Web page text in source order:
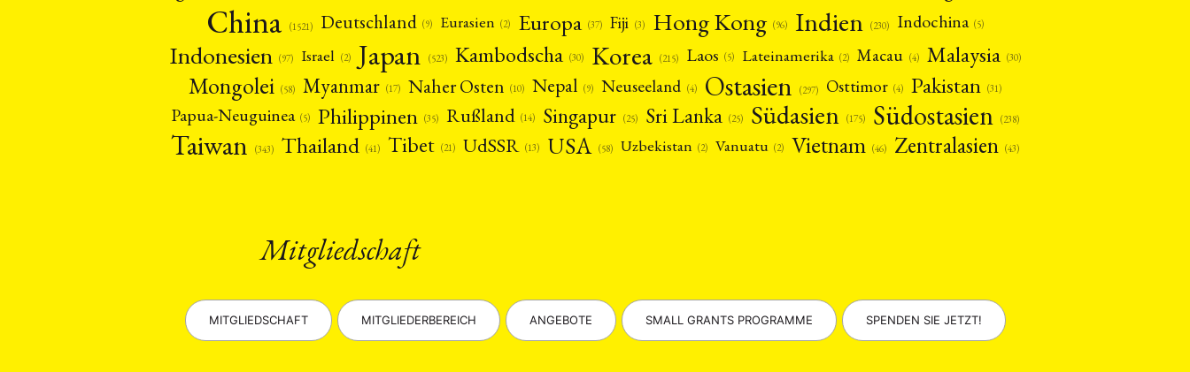
China (1521) Deutschland (9) Eurasien (2) Europa (37) Fiji (3) Hong Kong (96) Indien (230) Indochina (5)
Indonesien (97) Israel (2) Japan (523) Kambodscha (30) Korea (215) Laos (5) Lateinamerika (2) Macau (4) Malaysia (30)
Mongolei (58) Myanmar (17) Naher Osten (10) Nepal (9) Neuseeland (4) Ostasien (297) Osttimor (4) Pakistan (31)
Papua-Neuguinea (5) Philippinen (35) Rußland (14) Singapur (25) Sri Lanka (25) Südasien (175) Südostasien (238)
Taiwan (343) Thailand (41) Tibet (21) UdSSR (13) USA (58) Uzbekistan (2) Vanuatu (2) Vietnam (46) Zentralasien (43)
Mitgliedschaft
MITGLIEDSCHAFT MITGLIEDERBEREICH ANGEBOTE SMALL GRANTS PROGRAMME SPENDEN SIE JETZT!